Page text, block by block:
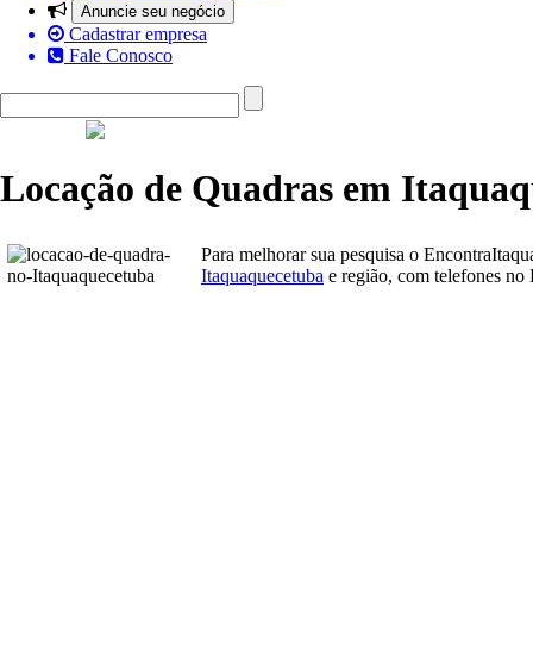
Anuncie seu negócio
Cadastrar empresa
Fale Conosco
Locação de Quadras em
Para melhorar sua pesquisa o
Itaquaquecetuba e região, com telefones no